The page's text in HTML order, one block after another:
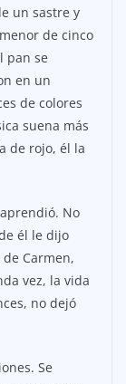
un sastre y
de cinco
pan se
en un
de colores
suena más
de rojo, él la
No
él le dijo
Carmen,
vez, la vida
no dejó
Se